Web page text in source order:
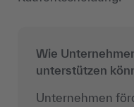
Wie
unterstützen
Unternehmen